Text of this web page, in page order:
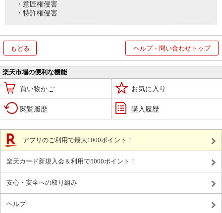
・意匠権侵害
・特許権侵害
もどる ヘルプ・問い合わせトップ
楽天市場の便利な機能
買い物かご お気に入り
閲覧履歴 購入履歴
アプリのご利用で最大1000ポイント！
楽天カード新規入会＆利用で5000ポイント！
安心・安全への取り組み
ヘルプ